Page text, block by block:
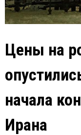
Цены на
начала
Ирана